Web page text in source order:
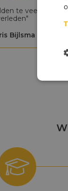
Bijlsma
te veel in het